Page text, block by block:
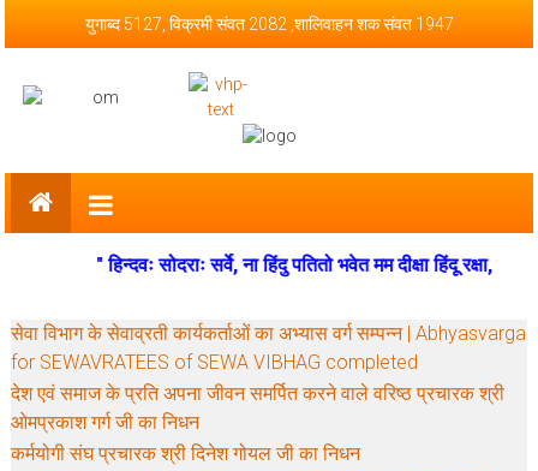
युगाब्द 5127, विक्रमी संवत 2082 ,शालिवाहन शक संवत 1947
Vishva Hindu Parishad – Official
Website
" हिन्दवः सोदराः सर्वे, ना हिंदु पतितो भवेत मम दीक्षा हिंदू रक्षा, मम
सेवा विभाग के सेवाव्रती कार्यकर्ताओं का अभ्यास वर्ग सम्पन्न | Abhyasvarga
for SEWAVRATEES of SEWA VIBHAG completed
देश एवं समाज के प्रति अपना जीवन समर्पित करने वाले वरिष्ठ प्रचारक श्री
ओमप्रकाश गर्ग जी का निधन
कर्मयोगी संघ प्रचारक श्री दिनेश गोयल जी का निधन